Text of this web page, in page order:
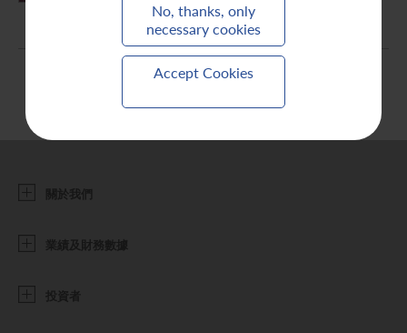
No, thanks, only
necessary cookies
Accept Cookies
關於我們
業績及財務數據
投資者